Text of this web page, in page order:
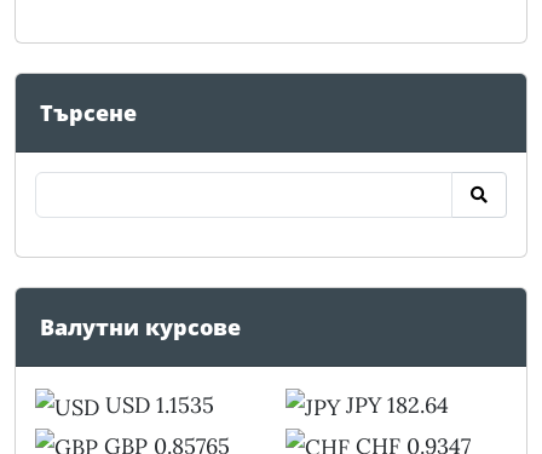
Търсене
Валутни курсове
USD 1.1535
GBP 0.85765
JPY 182.64
CHF 0.9347